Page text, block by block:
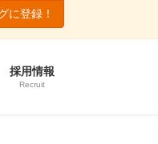
に登録！
採用情報
Recruit